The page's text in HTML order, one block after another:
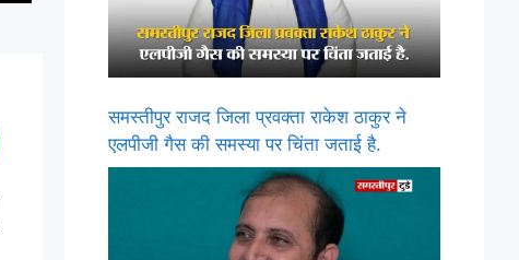
समस्तीपुर राजद जिला प्रवक्ता राकेश ठाकुर ने
एलपीजी गैस की समस्या पर चिंता जताई है.